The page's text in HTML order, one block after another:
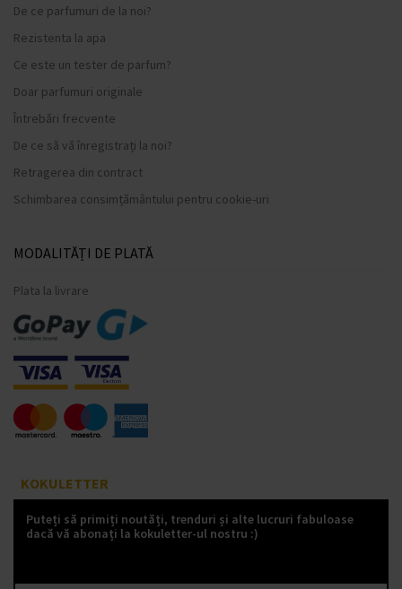
De ce parfumuri de la noi?
Rezistenta la apa
Ce este un tester de parfum?
Doar parfumuri originale
Întrebări frecvente
De ce să vă înregistrați la noi?
Retragerea din contract
Schimbarea consimțământului pentru cookie-uri
MODALITĂȚI DE PLATĂ
Plata la livrare
KOKULETTER
Puteți să primiți noutăți, trenduri și alte lucruri fabuloase
dacă vă abonați la kokuletter-ul nostru :)